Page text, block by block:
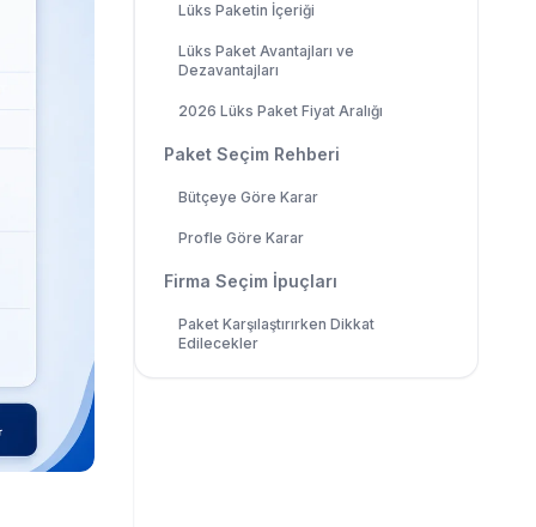
Lüks Paketin İçeriği
Lüks Paket Avantajları ve
Dezavantajları
2026 Lüks Paket Fiyat Aralığı
Paket Seçim Rehberi
Bütçeye Göre Karar
Profle Göre Karar
Firma Seçim İpuçları
Paket Karşılaştırırken Dikkat
Edilecekler